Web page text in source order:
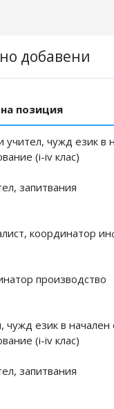
добавени
позиция
учител, чужд език в
(i-iv клас)
запитвания
координатор
производство
чужд език в начален
(i-iv клас)
запитвания